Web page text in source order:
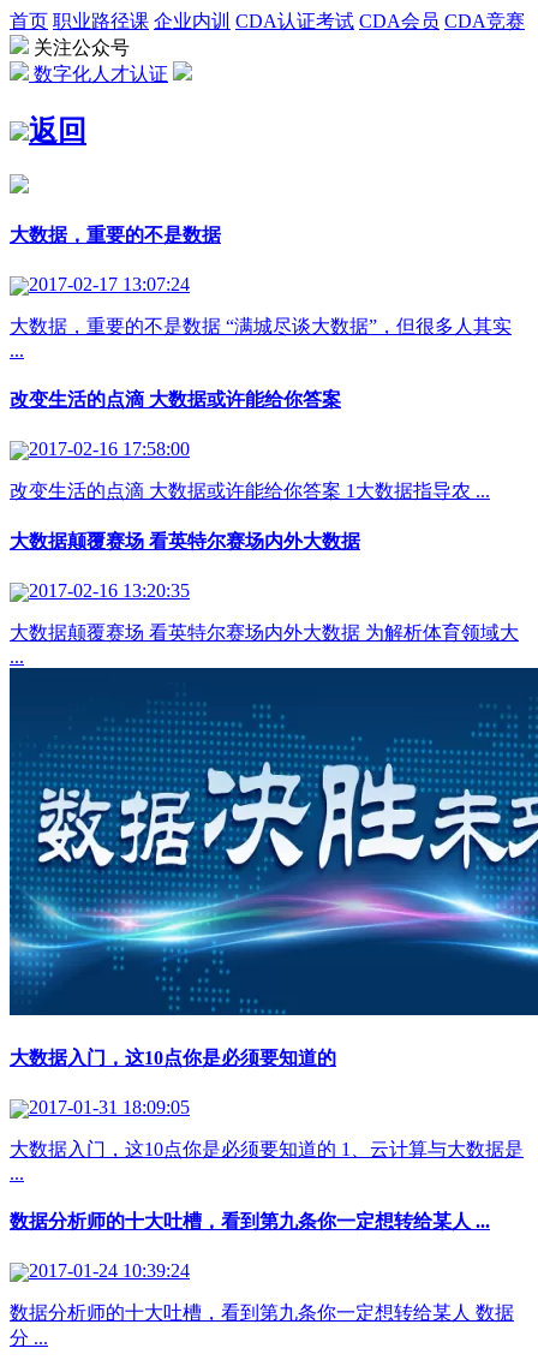
首页 职业路径课 企业内训 CDA认证考试 CDA会员 CDA竞赛
关注公众号
数字化人才认证
返回
大数据，重要的不是数据
2017-02-17 13:07:24
大数据，重要的不是数据 “满城尽谈大数据”，但很多人其实
...
改变生活的点滴 大数据或许能给你答案
2017-02-16 17:58:00
改变生活的点滴 大数据或许能给你答案 1大数据指导农 ...
大数据颠覆赛场 看英特尔赛场内外大数据
2017-02-16 13:20:35
大数据颠覆赛场 看英特尔赛场内外大数据 为解析体育领域大
...
大数据入门，这10点你是必须要知道的
2017-01-31 18:09:05
大数据入门，这10点你是必须要知道的 1、云计算与大数据是
...
数据分析师的十大吐槽，看到第九条你一定想转给某人 ...
2017-01-24 10:39:24
数据分析师的十大吐槽，看到第九条你一定想转给某人 数据
分 ...